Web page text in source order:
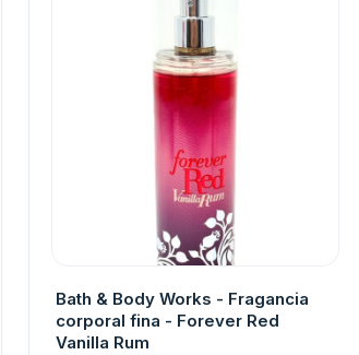
Bath & Body Works - Fragancia
corporal fina - Forever Red
Vanilla Rum